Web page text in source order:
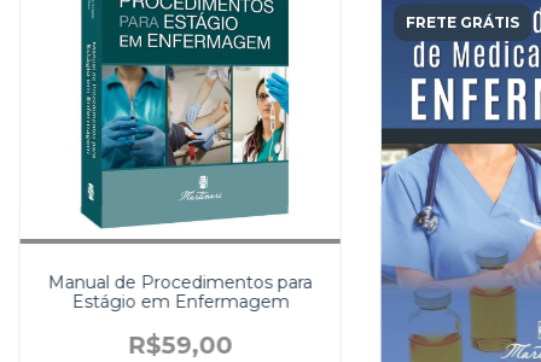
Manual de Procedimentos para
Estágio em Enfermagem
R$59,00
FRETE GRÁTIS